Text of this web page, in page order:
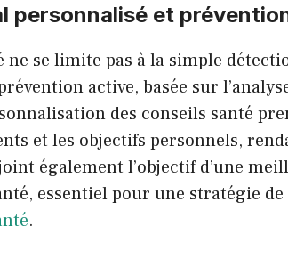
personnalisé et
ne se limite pas à la simple
active, basée sur
des conseils santé
et les objectifs personnels,
également l’objectif d’une
essentiel pour une stratégie
.